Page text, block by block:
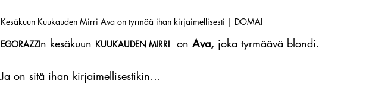
Kesäkuun Kuukauden Mirri Ava on tyrmää ihan kirjaimellisesti | DOMAI
EGORAZZIn kesäkuun KUUKAUDEN MIRRI on Ava, joka tyrmäävä blondi.
Ja on sitä ihan kirjaimellisestikin…